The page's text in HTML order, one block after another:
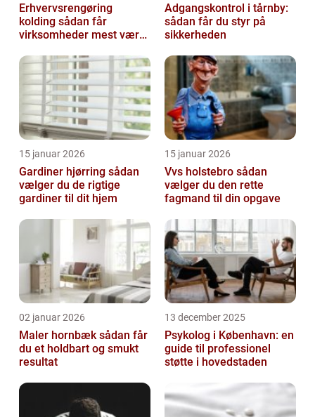
Erhvervsrengøring
kolding sådan får
virksomheder mest værdi
Adgangskontrol i tårnby:
sådan får du styr på
sikkerheden
15 januar 2026
Gardiner hjørring sådan
vælger du de rigtige
gardiner til dit hjem
15 januar 2026
Vvs holstebro sådan
vælger du den rette
fagmand til din opgave
02 januar 2026
Maler hornbæk sådan får
du et holdbart og smukt
resultat
13 december 2025
Psykolog i København: en
guide til professionel
støtte i hovedstaden